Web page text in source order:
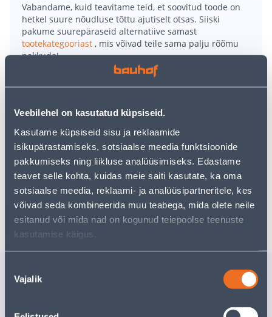
Veebilehel on kasutatud küpsiseid.
Kasutame küpsiseid sisu ja reklaamide
isikupärastamiseks, sotsiaalse meedia funktsioonide
pakkumiseks ning liikluse analüüsimiseks. Edastame
teavet selle kohta, kuidas meie saiti kasutate, ka oma
sotsiaalse meedia, reklaami- ja analüüsipartneritele, kes
võivad seda kombineerida muu teabega, mida olete neile
esitanud või mida nad on kogunud teiepoolse teenuste
kasutamise käigus.
valik
Vajalik
Vabandame, kuid teavitame teid, et soovitud toode on
hetkel suure nõudluse tõttu ajutiselt otsas. Siiski
pakume suurepäraseid alternatiive samast
tootekategooriast , mis võivad teile sama palju rõõmu
pakkuda!
Teie ostlemisrõõm ei pea aga siin lõppema - oma
uurimistööd saate jätkata, naastes
• 14-päevane tagastusõigus.
• HANKIJA LAOST TELLITAV TOODE
Tarne pole võimalik